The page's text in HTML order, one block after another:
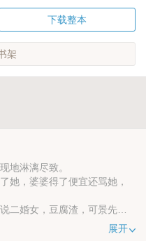
下载整本
架
淋漓尽致。
，婆婆得了便宜还骂她，
婚女，豆腐渣，可景先生
展开